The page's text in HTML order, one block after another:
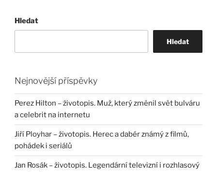
Hledat
Hledat
Nejnovější příspěvky
Perez Hilton – životopis. Muž, který změnil svět bulváru
a celebrit na internetu
Jiří Ployhar – životopis. Herec a dabér známý z filmů,
pohádek i seriálů
Jan Rosák – životopis. Legendární televizní i rozhlasový